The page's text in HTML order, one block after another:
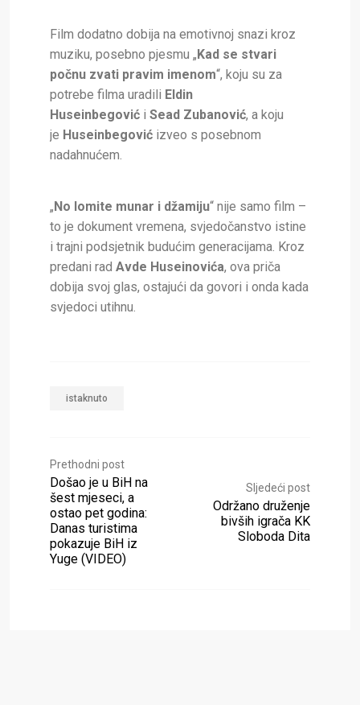
Film dodatno dobija na emotivnoj snazi kroz
muziku, posebno pjesmu „ Kad se stvari
počnu zvati pravim imenom“, koju su za
potrebe filma uradili Eldin
Huseinbegović i Sead Zubanović, a koju
je Huseinbegović izveo s posebnom
nadahnućem.
„ No lomite munar i džamiju“ nije samo film –
to je dokument vremena, svjedočanstvo istine
i trajni podsjetnik budućim generacijama. Kroz
predani rad Avde Huseinovića, ova priča
dobija svoj glas, ostajući da govori i onda kada
svjedoci utihnu.
istaknuto
Prethodni post
Došao je u BiH na
šest mjeseci, a
ostao pet godina:
Danas turistima
pokazuje BiH iz
Yuge (VIDEO)
Sljedeći post
Održano druženje
bivših igrača KK
Sloboda Dita